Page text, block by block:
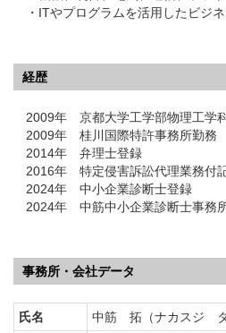
・ITやプログラムを活用したビジ
経歴
2009年 京都大学工学部物理工学
2009年 桂川国際特許事務所勤務
2014年 弁理士登録
2016年 特定侵害訴訟代理業務付
2024年 中小企業診断士登録
2024年 中筋中小企業診断士事務
事務所・会社データ
氏名
中筋 拓（ナカスジ タ